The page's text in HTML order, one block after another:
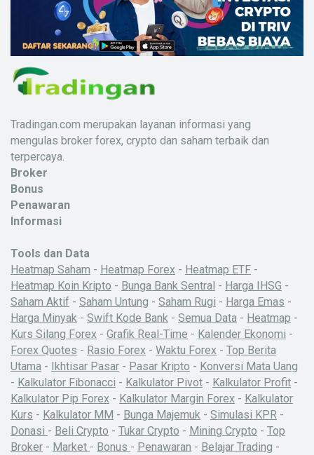
Tradingan.com merupakan layanan informasi yang
mengulas broker forex, crypto dan saham terbaik dan
terpercaya.
Broker
Bonus
Penawaran
Informasi
Tools dan Data
Heatmap Saham - Heatmap Forex - Heatmap ETF -
Heatmap Koin Kripto - Bunga Bank Sentral - Harga IHSG -
Saham Aktif - Saham Untung - Saham Rugi - Harga Emas -
Harga Minyak - Swift Kode Bank - Semua Data - Heatmap -
Kurs Silang Forex - Grafik Real-Time - Kalender Ekonomi -
Forex Quotes - Rasio Forex - Waktu Forex - Top Berita
Utama - Ikhtisar Pasar - Pasar Kripto - Konversi Mata Uang
- Kalkulator Fibonacci - Kalkulator Pivot - Kalkulator Profit -
Kalkulator Pip Forex - Kalkulator Margin Forex - Kalkulator
Kurs - Kalkulator MM - Bunga Majemuk - Simulasi KPR -
Donasi - Beli Crypto - Tukar Crypto - Mining Crypto - Top
Broker - Market - Bonus - Penawaran - Belajar Trading -